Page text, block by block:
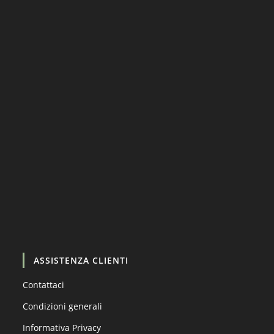
ASSISTENZA CLIENTI
Contattaci
Condizioni generali
Informativa Privacy